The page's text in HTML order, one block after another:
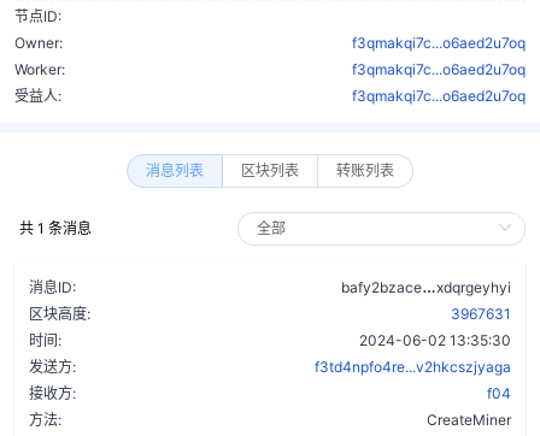
节点ID:
Owner:
f3qmakqi7c...o6aed2u7oq
Worker:
f3qmakqi7c...o6aed2u7oq
受益人:
f3qmakqi7c...o6aed2u7oq
消息列表 区块列表 转账列表
共 1 条消息
消息ID: bafy2bzace
xdqrgeyhyi
区块高度:
3967631
时间:
2024-06-02 13:35:30
发送方:
f3td4npfo4re...v2hkcszjyaga
接收方:
f04
方法:
CreateMiner